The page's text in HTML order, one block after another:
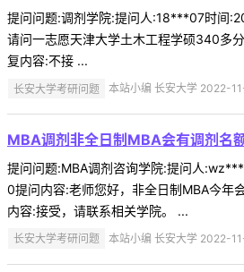
提问问题:调剂学院:提问人:18***07时间
请问一志愿天津大学土木工程学硕340多
复内容:不接 ...
长安大学考研问题 本站小编 长安大学 2022-
MBA调剂非全日制MBA会有调剂名
提问问题:MBA调剂咨询学院:提问人
0提问内容:老师您好，非全日制MBA今年
内容:接受，请联系相关学院。 ...
长安大学考研问题 本站小编 长安大学 2022-